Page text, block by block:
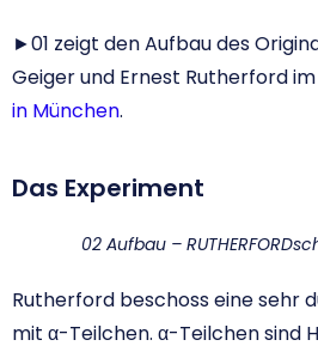
►01 zeigt den Aufbau des
Geiger und Ernest Rutherford im
in München.
Das Experiment
02 Aufbau –
Rutherford beschoss eine sehr
mit α-Teilchen. α-Teilchen sind